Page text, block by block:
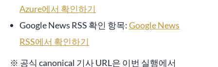
Azure에서 확인하기
Google News RSS 확인 항목:Google News
RSS에서 확인하기
※ 공식 canonical 기사 URL은 이번 실행에서